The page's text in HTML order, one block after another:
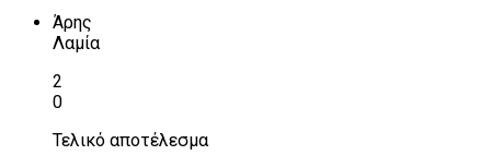
Άρης
Λαμία
2
0
Τελικό αποτέλεσμα